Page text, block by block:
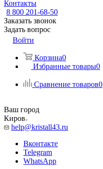
Контакты
8 800 201-68-50
Заказать звонок
Задать вопрос
Войти
Корзина0
Избранные товары0
Сравнение товаров0
Ваш город
Киров
help@kristall43.ru
Вконтакте
Telegram
WhatsApp